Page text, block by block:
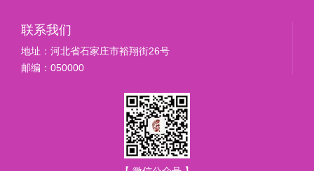
联系我们
地址：河北省石家庄市裕翔街26号
邮编：050000